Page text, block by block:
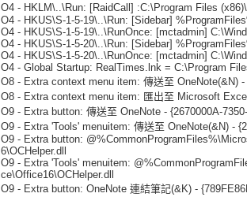
O4 - HKLM\..\Run: [RaidCall] :C:\Program Files
O4 - HKUS\S-1-5-19\..\Run: [Sidebar]
O4 - HKUS\S-1-5-19\..\RunOnce: [mctadmin]
O4 - HKUS\S-1-5-20\..\Run: [Sidebar]
O4 - HKUS\S-1-5-20\..\RunOnce: [mctadmin]
O4 - Global Startup: RealTimes.lnk = C:\Program
O8 - Extra context menu item: 傳送至 OneNote(&N)
O8 - Extra context menu item: 匯出至 Microsoft
O9 - Extra button: 傳送至 OneNote - {2670000A-
O9 - Extra 'Tools' menuitem: 傳送至 OneNote(&N) -
O9 - Extra button:
6\OCHelper.dll
O9 - Extra 'Tools' menuitem:
ce\Office16\OCHelper.dll
O9 - Extra button: OneNote 連結筆記(&K) -